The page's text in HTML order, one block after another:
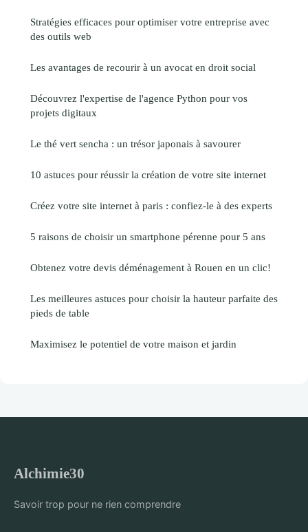
Stratégies efficaces pour optimiser votre entreprise avec
des outils web
Les avantages de recourir à un avocat en droit social
Découvrez l'expertise de l'agence Python pour vos
projets digitaux
Le thé vert sencha : un trésor japonais à savourer
10 astuces pour réussir la création de votre site internet
Créez votre site internet à paris : confiez-le à des experts
5 raisons de choisir un smartphone pérenne pour 5 ans
Obtenez votre devis déménagement à Rouen en un clic!
Les meilleures astuces pour choisir la hauteur parfaite des
pieds de table
Maximisez le potentiel de votre maison et jardin
Alchimie30
Savoir trop pour ne rien comprendre